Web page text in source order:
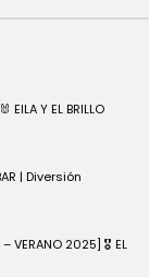
Y EL BRILLO
| Diversión
2025] 🎖️ EL